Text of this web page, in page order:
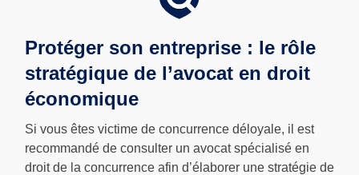
Protéger son entreprise : le rôle
stratégique de l’avocat en droit
économique
Si vous êtes victime de concurrence déloyale, il est
recommandé de consulter un avocat spécialisé en
droit de la concurrence afin d’élaborer une stratégie de